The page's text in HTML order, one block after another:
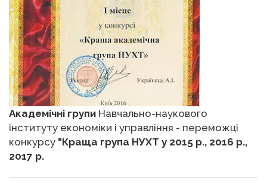
Академiчні групи Навчально-наукового
iнституту економiки i управлiння - переможцi
конкурсу "Краща група НУХТ у 2015 р., 2016 р.,
2017 р.